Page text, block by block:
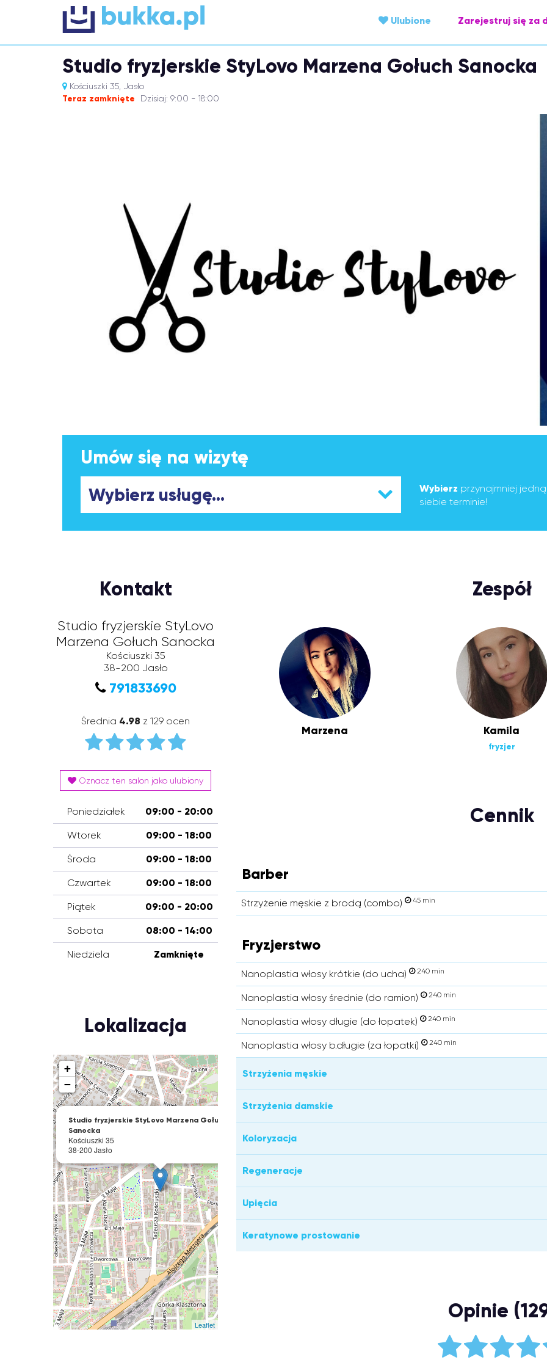
Ulubione Zarejestruj się za
Studio fryzjerskie StyLovo Marzena Gołuch Sanocka
Kościuszki 35, Jasło
Teraz zamknięte Dzisiaj: 9:00 - 18:00
Umów się na wizytę
Wybierz przynajmniej
siebie terminie!
Kontakt
Studio fryzjerskie StyLovo
Marzena Gołuch Sanocka
Kościuszki 35
38-200 Jasło
791833690
Średnia 4.98 z 129 ocen
Oznacz ten salon jako ulubiony
Poniedziałek 09:00 - 20:00
Wtorek 09:00 - 18:00
Środa 09:00 - 18:00
Czwartek 09:00 - 18:00
Piątek 09:00 - 20:00
Sobota 08:00 - 14:00
Niedziela Zamknięte
Lokalizacja
Studio fryzjerskie StyLovo Marzena Gołuch
Sanocka
Kościuszki 35
38-200 Jasło
×
+
−
Leaflet
Zespół
Marzena Kamila
fryzjer
Cennik
Barber
Strzyżenie męskie z brodą (combo) 45 min
Fryzjerstwo
Nanoplastia włosy krótkie (do ucha) 240 min
Nanoplastia włosy średnie (do ramion) 240 min
Nanoplastia włosy długie (do łopatek) 240 min
Nanoplastia włosy b.długie (za łopatki) 240 min
Strzyżenia męskie
Strzyżenia damskie
Koloryzacja
Regeneracje
Upięcia
Keratynowe prostowanie
Opinie